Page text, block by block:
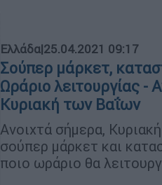
Ελλάδα|25.04.2021 09:17
Σούπερ μάρκετ,
Ωράριο λειτουργίας -
Κυριακή των Βαΐων
Ανοιχτά σήμερα,
σούπερ μάρκετ και
ποιο ωράριο θα